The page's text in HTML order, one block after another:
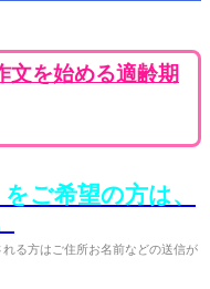
文を始める適齢期
ご希望の方は、
る方はご住所お名前などの送信が